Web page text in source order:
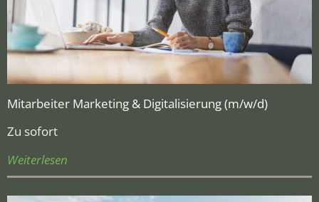
Mitarbeiter Marketing & Digitalisierung (m/w/d)
Zu sofort
Weiterlesen